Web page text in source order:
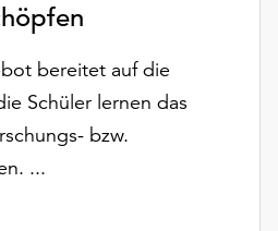
bereitet auf die
Schüler lernen das
bzw.
...